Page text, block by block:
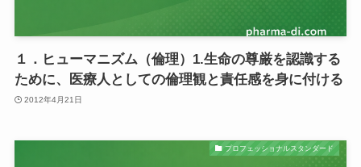
１．ヒューマニズム（倫理）1.生命の尊厳を認識する
ために、医療人としての倫理観と責任感を身に付ける
2012年4月21日
プロフェッショナルスタンダード